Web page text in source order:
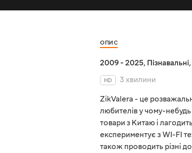
ОПИС
2009 - 2025, Пізнавальні,
HD
3 хвилини
ZikValera - це
любителів у чому-небудь
товари з Китаю і
експериментує з WI-FI
також проводить різні